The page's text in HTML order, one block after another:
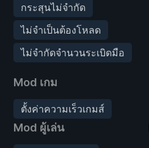
กระสุนไม่จำกัด
ไม่จำเป็นต้องโหลด
ไม่จำกัดจำนวนระเบิดมือ
Mod เกม
ตั้งค่าความเร็วเกมส์
Mod ผู้เล่น